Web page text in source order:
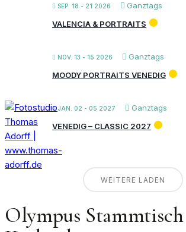
SEP. 18 - 21 2026
Ganztags
VALENCIA & PORTRAITS
NOV. 13 - 15 2026 Ganztags
MOODY PORTRAITS VENEDIG
JAN. 02 - 05 2027
Ganztags
VENEDIG – CLASSIC 2027
WEITERE LADEN
Olympus Stammtisch